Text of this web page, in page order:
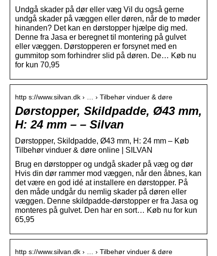
Undgå skader på dør eller væg Vil du også gerne
undgå skader på væggen eller døren, når de to møder
hinanden? Det kan en dørstopper hjælpe dig med.
Denne fra Jasa er beregnet til montering på gulvet
eller væggen. Dørstopperen er forsynet med en
gummitop som forhindrer slid på døren. De… Køb nu
for kun 70,95
http s://www.silvan.dk › … › Tilbehør vinduer & døre
Dørstopper, Skildpadde, Ø43 mm,
H: 24 mm – – Silvan
Dørstopper, Skildpadde, Ø43 mm, H: 24 mm – Køb
Tilbehør vinduer & døre online | SILVAN
Brug en dørstopper og undgå skader på væg og dør
Hvis din dør rammer mod væggen, når den åbnes, kan
det være en god idé at installere en dørstopper. På
den måde undgår du nemlig skader på døren eller
væggen. Denne skildpadde-dørstopper er fra Jasa og
monteres på gulvet. Den har en sort… Køb nu for kun
65,95
http s://www.silvan.dk › … › Tilbehør vinduer & døre